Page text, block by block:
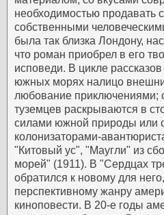
необходимостью продавать
собственными
была так близка Лондону,
что роман приобрел в его
исповеди. В цикле
южных морях налицо
любование приключениями;
туземцев раскрываются в
силами южной природы или
колонизаторами-
"Китовый ус", "Маугли" из
морей" (1911). В "Сердцах
обратился к новому для
перспективному жанру
киноповести. В 20-е годы